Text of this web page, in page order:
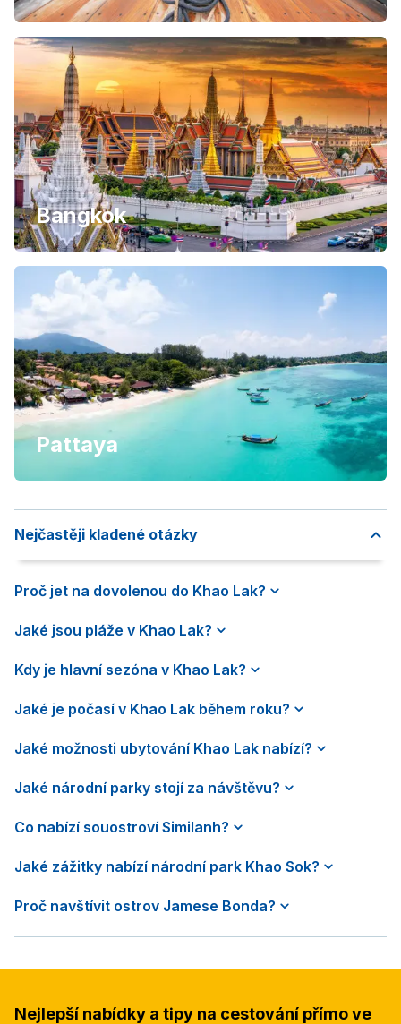
Bangkok
Pattaya
Nejčastěji kladené otázky
Proč jet na dovolenou do Khao Lak?
Jaké jsou pláže v Khao Lak?
Kdy je hlavní sezóna v Khao Lak?
Jaké je počasí v Khao Lak během roku?
Jaké možnosti ubytování Khao Lak nabízí?
Jaké národní parky stojí za návštěvu?
Co nabízí souostroví Similanh?
Jaké zážitky nabízí národní park Khao Sok?
Proč navštívit ostrov Jamese Bonda?
Nejlepší nabídky a tipy na cestování přímo ve